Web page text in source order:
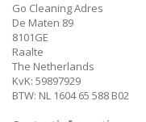
Go Cleaning Adres
De Maten 89
8101GE
Raalte
The Netherlands
KvK: 59897929
BTW: NL 1604 65 588 B02